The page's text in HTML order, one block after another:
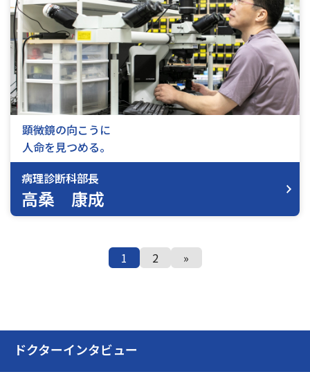
ドクターインタビュー
顕微鏡の向こうに
⼈命を⾒つめる。
病理診断科部長
高桑 康成
1 2 »